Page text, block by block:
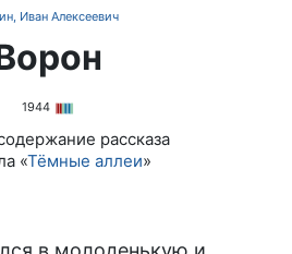
Иван Алексеевич
1944
рассказа
«Тёмные аллеи»